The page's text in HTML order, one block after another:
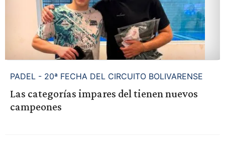
PADEL - 20ª FECHA DEL CIRCUITO BOLIVARENSE
Las categorías impares del tienen nuevos
campeones